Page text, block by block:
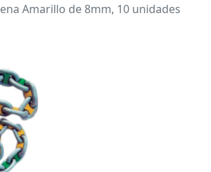
Amarillo de 8mm, 10 unidades